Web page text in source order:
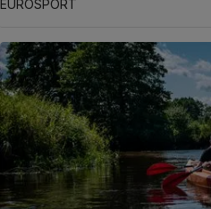
EUROSPORT